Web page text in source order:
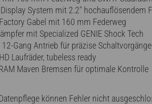
System mit 2.2" hochauflösendem
Gabel mit 160 mm Federweg
mit Specialized GENIE Shock Tech
12-Gang Antrieb für präzise Schaltvorgänge
Laufräder, tubeless ready
Maven Bremsen für optimale Kontrolle
können Fehler nicht